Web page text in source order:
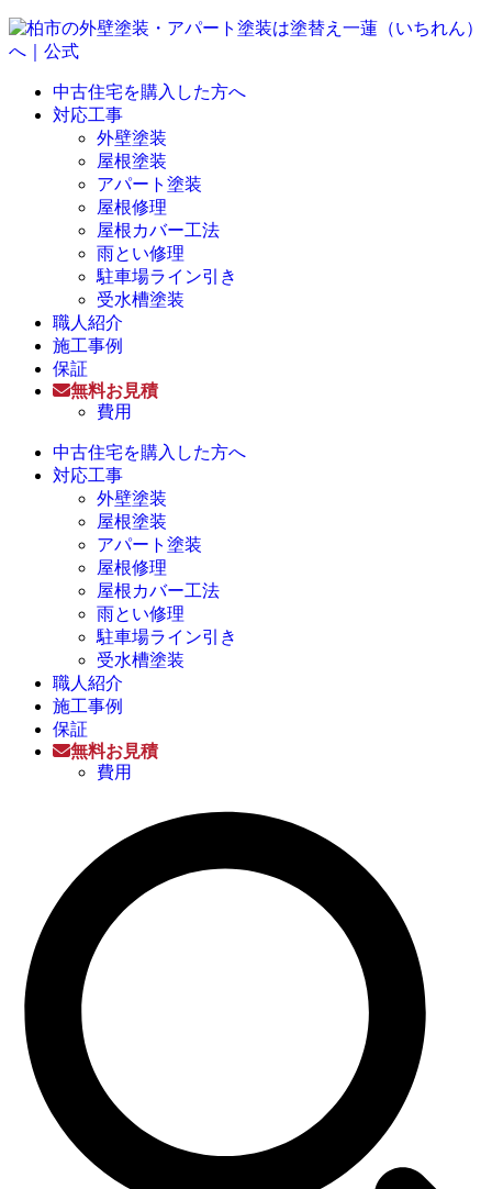
中古住宅を購入した方へ
対応工事
外壁塗装
屋根塗装
アパート塗装
屋根修理
屋根カバー工法
雨とい修理
駐車場ライン引き
受水槽塗装
職人紹介
施工事例
保証
無料お見積
費用
中古住宅を購入した方へ
対応工事
外壁塗装
屋根塗装
アパート塗装
屋根修理
屋根カバー工法
雨とい修理
駐車場ライン引き
受水槽塗装
職人紹介
施工事例
保証
無料お見積
費用